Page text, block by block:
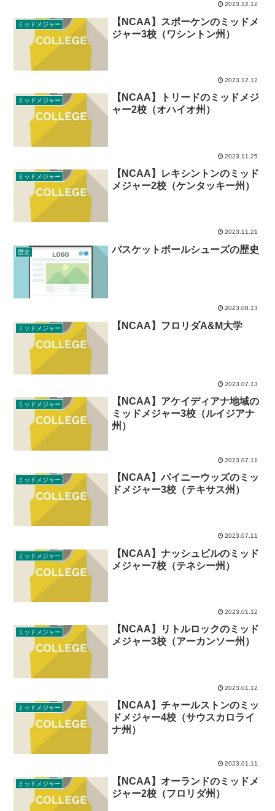
2023.12.12
ミッドメジャー
【NCAA】スポーケンのミッドメ
ジャー3校（ワシントン州）
2023.12.12
ミッドメジャー
【NCAA】トリードのミッドメジ
ャー2校（オハイオ州）
2023.11.25
ミッドメジャー
【NCAA】レキシントンのミッド
メジャー2校（ケンタッキー州）
2023.11.21
歴史 バスケットボールシューズの歴史
2023.08.13
ミッドメジャー 【NCAA】フロリダA&M大学
2023.07.13
ミッドメジャー
【NCAA】アケイディアナ地域の
ミッドメジャー3校（ルイジアナ
州）
2023.07.11
ミッドメジャー
【NCAA】パイニーウッズのミッ
ドメジャー3校（テキサス州）
2023.07.11
ミッドメジャー
【NCAA】ナッシュビルのミッド
メジャー7校（テネシー州）
2023.01.12
ミッドメジャー
【NCAA】リトルロックのミッド
メジャー3校（アーカンソー州）
2023.01.12
ミッドメジャー
【NCAA】チャールストンのミッ
ドメジャー4校（サウスカロライ
ナ州）
2023.01.11
ミッドメジャー
【NCAA】オーランドのミッドメ
ジャー2校（フロリダ州）